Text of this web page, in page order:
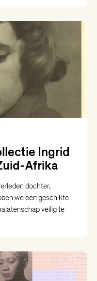
Ingrid
Afrika
dochter,
we een geschikte
veilig te